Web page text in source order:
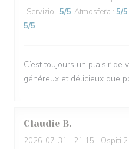
Servizio : 5/5 Atmosfera : 5/5
5/5
C’est toujours un plaisir de
généreux et délicieux que
Claudie B
2026-07-31 - 21:15 - Ospiti 2